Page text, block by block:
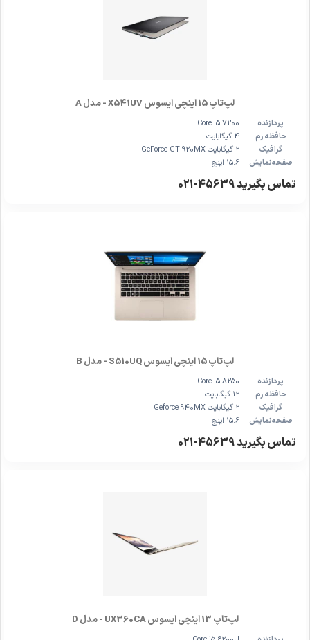
لپ‌تاپ 15 اینچی ایسوس X541UV - مدل A
پردازنده
Core i5 7200
حافظه رم
4 گیگابایت
گرافیک
2 گیگابایت GeForce GT 920MX
صفحه‌نمایش
15.6 اینچ
تماس بگیرید ۴۵۶۳۹-۰۲۱
لپ‌تاپ 15 اینچی ایسوس S510UQ - مدل B
پردازنده
Core i5 8250
حافظه رم
12 گیگابایت
گرافیک
2 گیگابایت Geforce 940MX
صفحه‌نمایش
15.6 اینچ
تماس بگیرید ۴۵۶۳۹-۰۲۱
لپ‌تاپ 13 اینچی ایسوس UX360CA - مدل D